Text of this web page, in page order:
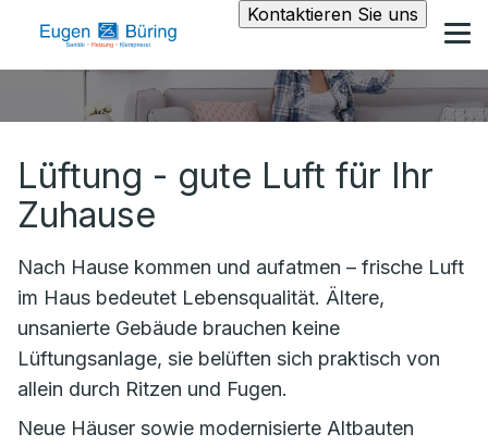
Kontaktieren Sie uns
Lüftung - gute Luft für Ihr
Zuhause
Nach Hause kommen und aufatmen – frische Luft
im Haus bedeutet Lebensqualität. Ältere,
unsanierte Gebäude brauchen keine
Lüftungsanlage, sie belüften sich praktisch von
allein durch Ritzen und Fugen.
Neue Häuser sowie modernisierte Altbauten